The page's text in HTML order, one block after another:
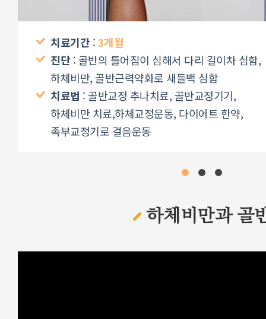
치료기간 :3개월
진단: 골반의 틀어짐이 심해서 다리 길이차 심함,
하체비만, 골반근력약화로 새들백 심함
치료법 : 골반교정 추나치료, 골반교정기기,
하체비만 치료,하체교정운동, 다이어트 한약,
족부교정기로 걸음운동
하체비만과 골